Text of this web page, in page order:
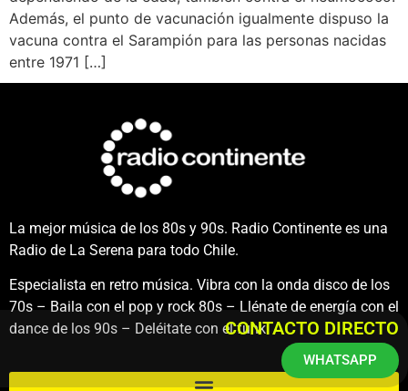
Además, el punto de vacunación igualmente dispuso la
vacuna contra el Sarampión para las personas nacidas
entre 1971 […]
La mejor música de los 80s y 90s. Radio Continente es una
Radio de La Serena para todo Chile.
Especialista en retro música. Vibra con la onda disco de los
70s – Baila con el pop y rock 80s – Llénate de energía con el
dance de los 90s – Deléitate con el funk.CONTACTO DIRECTO
WHATSAPP